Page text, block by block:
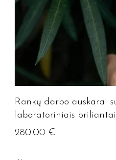
Rankų darbo auskarai
laboratoriniais
280.00 €